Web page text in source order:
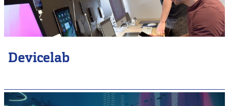
Devicelab